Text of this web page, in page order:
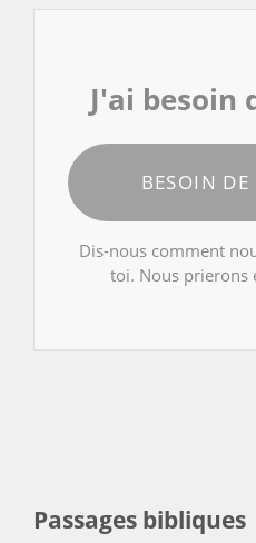
J'ai besoin
BESOIN DE
Dis-nous comment
toi. Nous prierons
Passages bibliques